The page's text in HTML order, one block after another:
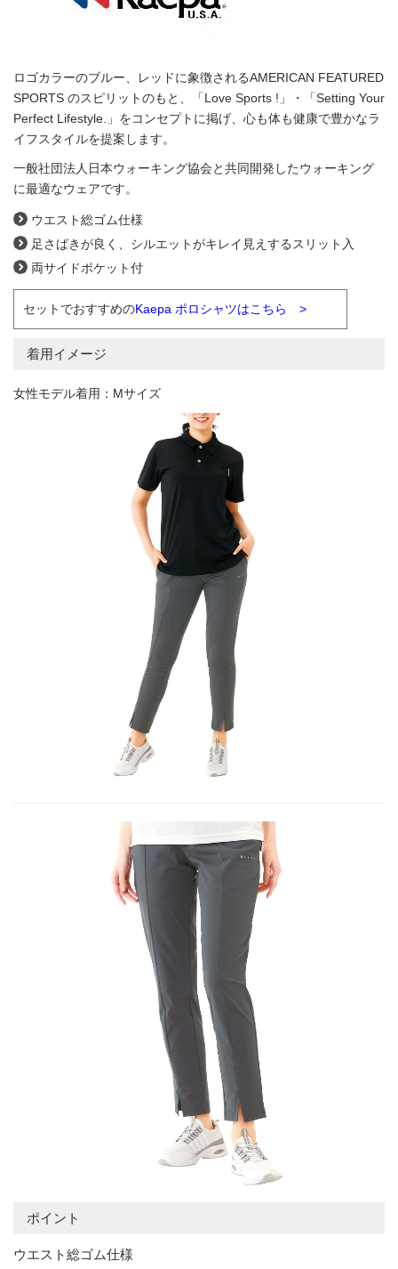
ロゴカラーのブルー、レッドに象徴されるAMERICAN FEATURED
SPORTS のスピリットのもと、「Love Sports !」・「Setting Your
Perfect Lifestyle.」をコンセプトに掲げ、心も体も健康で豊かなラ
イフスタイルを提案します。
一般社団法人日本ウォーキング協会と共同開発したウォーキング
に最適なウェアです。
ウエスト総ゴム仕様
足さばきが良く、シルエットがキレイ見えするスリット入
両サイドポケット付
セットでおすすめのKaepa ポロシャツはこちら >
着用イメージ
女性モデル着用：Mサイズ
ポイント
ウエスト総ゴム仕様